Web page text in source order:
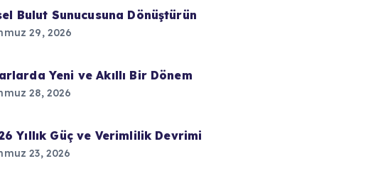
Bulut Sunucusuna Dönüştürün
29, 2026
Yeni ve Akıllı Bir Dönem
28, 2026
Yıllık Güç ve Verimlilik Devrimi
23, 2026